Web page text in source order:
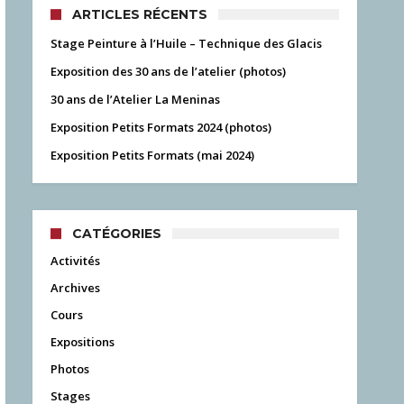
ARTICLES RÉCENTS
Stage Peinture à l’Huile – Technique des Glacis
Exposition des 30 ans de l’atelier (photos)
30 ans de l’Atelier La Meninas
Exposition Petits Formats 2024 (photos)
Exposition Petits Formats (mai 2024)
CATÉGORIES
Activités
Archives
Cours
Expositions
Photos
Stages